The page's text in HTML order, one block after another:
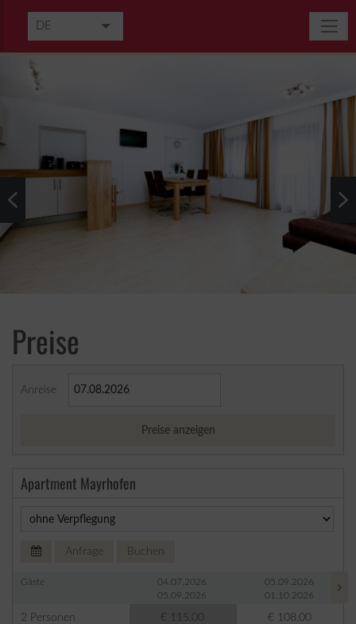
DE
Preise
Anreise
Preise anzeigen
Apartment Mayrhofen
Anfrage Buchen
Gäste
2 Personen
04.07.2026
05.09.2026
€ 115,00
05.09.2026
01.10.2026
€ 108,00